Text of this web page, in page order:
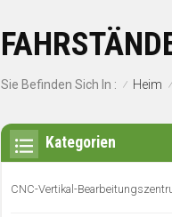
Sie Befinden Sich In : / Heim /
Kategorien
CNC-Vertikal-